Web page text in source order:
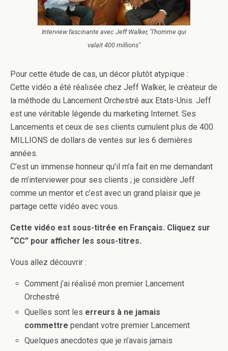
Interview fascinante avec Jeff Walker, "l'homme qui
valait 400 millions"
Pour cette étude de cas, un décor plutôt atypique :
Cette vidéo a été réalisée chez Jeff Walker, le créateur de
la méthode du Lancement Orchestré aux Etats-Unis. Jeff
est une véritable légende du marketing Internet. Ses
Lancements et ceux de ses clients cumulent plus de 400
MILLIONS de dollars de ventes sur les 6 dernières
années.
C’est un immense honneur qu’il m’a fait en me demandant
de m’interviewer pour ses clients ; je considère Jeff
comme un mentor et c’est avec un grand plaisir que je
partage cette vidéo avec vous.
Cette vidéo est sous-titrée en Français. Cliquez sur
“CC” pour afficher les sous-titres.
Vous allez découvrir :
Comment j’ai réalisé mon premier Lancement
Orchestré
Quelles sont les erreurs à ne jamais
commettre pendant votre premier Lancement
Quelques anecdotes que je n’avais jamais